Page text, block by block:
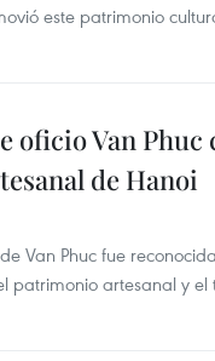
este patrimonio
oficio Van Phuc
de Hanoi
Van Phuc fue
patrimonio artesanal y el